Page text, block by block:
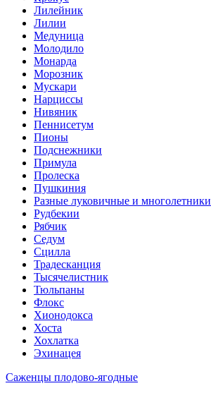
Лилейник
Лилии
Медуница
Молодило
Монарда
Морозник
Мускари
Нарциссы
Нивяник
Пеннисетум
Пионы
Подснежники
Примула
Пролеска
Пушкиния
Разные луковичные и многолетники
Рудбекии
Рябчик
Седум
Сцилла
Традесканция
Тысячелистник
Тюльпаны
Флокс
Хионодокса
Хоста
Хохлатка
Эхинацея
Саженцы плодово-ягодные